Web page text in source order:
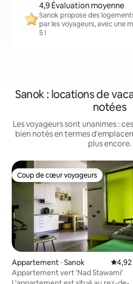
4,9 Évaluation moyenne
Sanok propose des
par les voyageurs, avec une
5 !
Sanok : locations de
notées
Les voyageurs sont unanimes :
bien notés en termes
plus encore.
Coup de cœur voyageurs
Coup de cœur voyageurs
Appartement ⋅ Sanok
4,92
Appartement vert 'Nad Stawami'